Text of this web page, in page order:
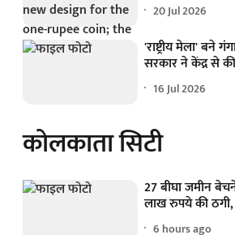
20 Jul 2026
'राष्ट्रीय मेला' बने
सरकार ने केंद्र से
16 Jul 2026
कोलकाता सिटी
27 बीघा जमीन
लाख रुपये की
6 hours ago